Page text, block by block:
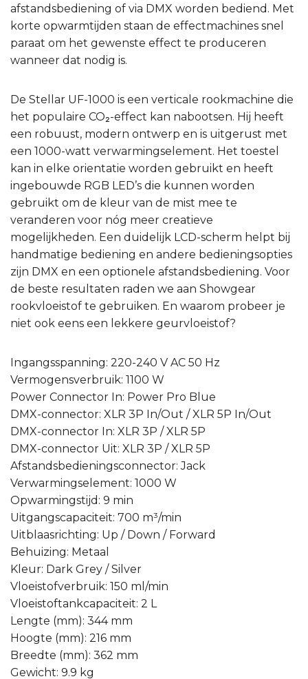
afstandsbediening of via DMX worden bediend. Met
korte opwarmtijden staan de effectmachines snel
paraat om het gewenste effect te produceren
wanneer dat nodig is.
De Stellar UF-1000 is een verticale rookmachine die
het populaire CO₂-effect kan nabootsen. Hij heeft
een robuust, modern ontwerp en is uitgerust met
een 1000-watt verwarmingselement. Het toestel
kan in elke orientatie worden gebruikt en heeft
ingebouwde RGB LED’s die kunnen worden
gebruikt om de kleur van de mist mee te
veranderen voor nóg meer creatieve
mogelijkheden. Een duidelijk LCD-scherm helpt bij
handmatige bediening en andere bedieningsopties
zijn DMX en een optionele afstandsbediening. Voor
de beste resultaten raden we aan Showgear
rookvloeistof te gebruiken. En waarom probeer je
niet ook eens een lekkere geurvloeistof?
Ingangsspanning: 220-240 V AC 50 Hz
Vermogensverbruik: 1100 W
Power Connector In: Power Pro Blue
DMX-connector: XLR 3P In/Out / XLR 5P In/Out
DMX-connector In: XLR 3P / XLR 5P
DMX-connector Uit: XLR 3P / XLR 5P
Afstandsbedieningsconnector: Jack
Verwarmingselement: 1000 W
Opwarmingstijd: 9 min
Uitgangscapaciteit: 700 m³/min
Uitblaasrichting: Up / Down / Forward
Behuizing: Metaal
Kleur: Dark Grey / Silver
Vloeistofverbruik: 150 ml/min
Vloeistoftankcapaciteit: 2 L
Lengte (mm): 344 mm
Hoogte (mm): 216 mm
Breedte (mm): 362 mm
Gewicht: 9.9 kg